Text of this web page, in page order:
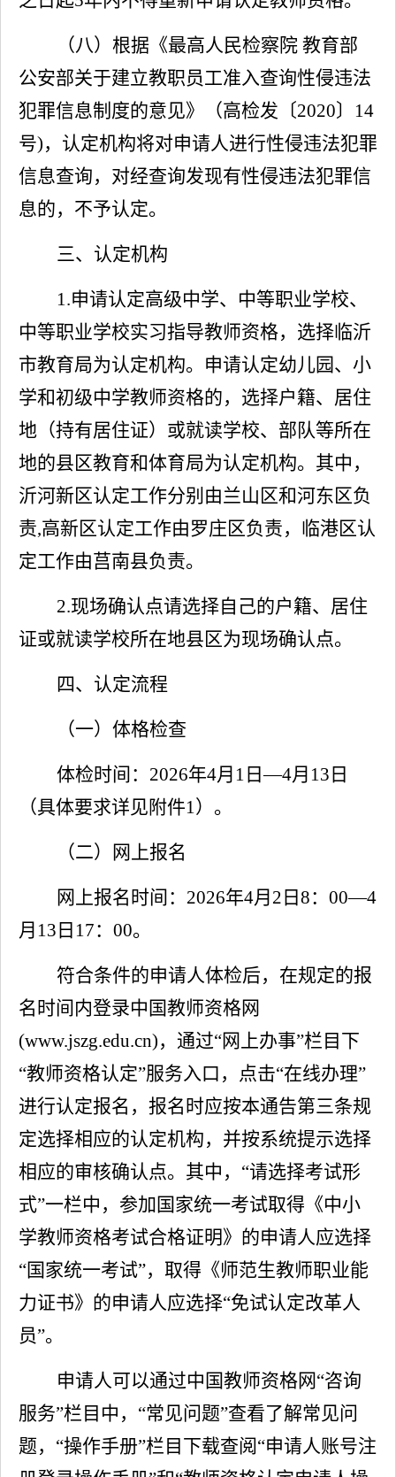
（八） 根据《最高人民检察院 教育部
公安部关于建立教职员工准入查询性侵违法
犯罪信息制度的意见》
（高检发〔2020〕14
号)，认定机构将对申请人进行性侵违法犯罪
信息查询，对经查询发现有性侵违法犯罪信
息的，不予认定。
三、认定机构
1.申请认定高级中学、中等职业学校、
中等职业学校实习指导教师资格，选择临沂
市教育局为认定机构。申请认定幼儿园、小
学和初级中学教师资格的，选择户籍、居住
地（持有居住证）或就读学校、部队等所在
地的县区教育和体育局为认定机构。其中，
沂河新区认定工作分别由兰山区和河东区负
责,高新区认定工作由罗庄区负责，临港区认
定工作由莒南县负责。
2.现场确认点请选择自己的户籍、居住
证或就读学校所在地县区为现场确认点。
四、认定流程
（一）体格检查
体检时间： 2026年4月 1 日—4月 13 日
（具体要求详见附件1）。
（二）网上报名
网上报名时间： 2026年4月 2 日 8： 00—4
月 13 日 17： 00。
符合条件的申请人体检后，在规定的报
名时间内登录中国教师资格网
(www.jszg.edu.cn)，通过“网上办事”栏目下
“教师资格认定”服务入口，点击“在线办理”
进行认定报名，报名时应按本通告第三条规
定选择相应的认定机构，并按系统提示选择
相应的审核确认点。其中， “请选择考试形
式”一栏中，参加国家统一考试取得《中小
学教师资格考试合格证明》的申请人应选择
“国家统一考试”，取得《师范生教师职业能
力证书》的申请人应选择“免试认定改革人
员”。
申请人可以通过中国教师资格网“咨询
服务”栏目中， “常见问题”查看了解常见问
题， “操作手册”栏目下载查阅“申请人账号注